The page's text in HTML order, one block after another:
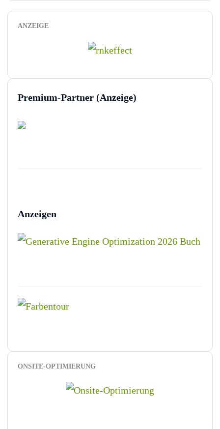
ANZEIGE
Premium-Partner (Anzeige)
Anzeigen
ONSITE-OPTIMIERUNG